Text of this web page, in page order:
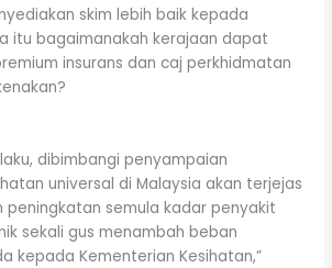
skim lebih baik kepada
itu bagaimanakah kerajaan dapat
insurans dan caj perkhidmatan
dibimbangi penyampaian
universal di Malaysia akan terjejas
peningkatan semula kadar penyakit
sekali gus menambah beban
kepada Kementerian Kesihatan,”